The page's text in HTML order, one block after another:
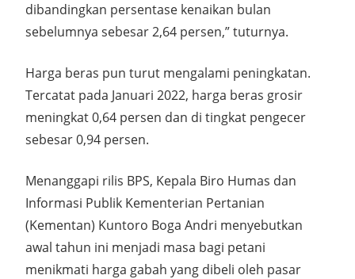
dibandingkan persentase kenaikan bulan
sebelumnya sebesar 2,64 persen,” tuturnya.
Harga beras pun turut mengalami peningkatan.
Tercatat pada Januari 2022, harga beras grosir
meningkat 0,64 persen dan di tingkat pengecer
sebesar 0,94 persen.
Menanggapi rilis BPS, Kepala Biro Humas dan
Informasi Publik Kementerian Pertanian
(Kementan) Kuntoro Boga Andri menyebutkan
awal tahun ini menjadi masa bagi petani
menikmati harga gabah yang dibeli oleh pasar